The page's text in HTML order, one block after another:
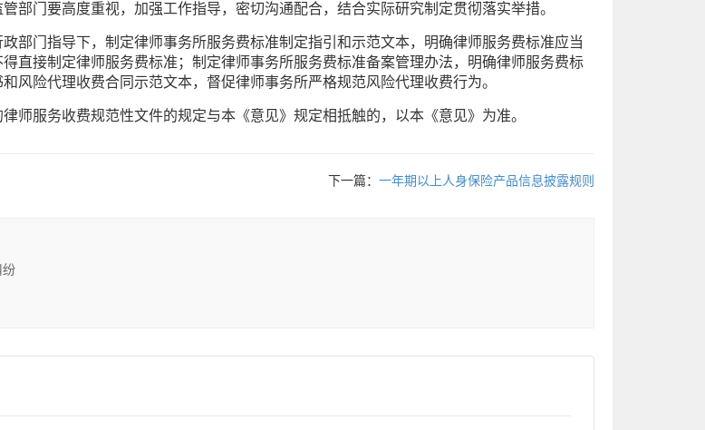
部门要高度重视，加强工作指导，密切沟通配合，结合实际研究制定贯彻落实举措。
部门指导下，制定律师事务所服务费标准制定指引和示范文本，明确律师服务费标准应当
直接制定律师服务费标准；制定律师事务所服务费标准备案管理办法，明确律师服务费标
风险代理收费合同示范文本，督促律师事务所严格规范风险代理收费行为。
师服务收费规范性文件的规定与本《意见》规定相抵触的，以本《意见》为准。
下一篇： 一年期以上人身保险产品信息披露规则
纷